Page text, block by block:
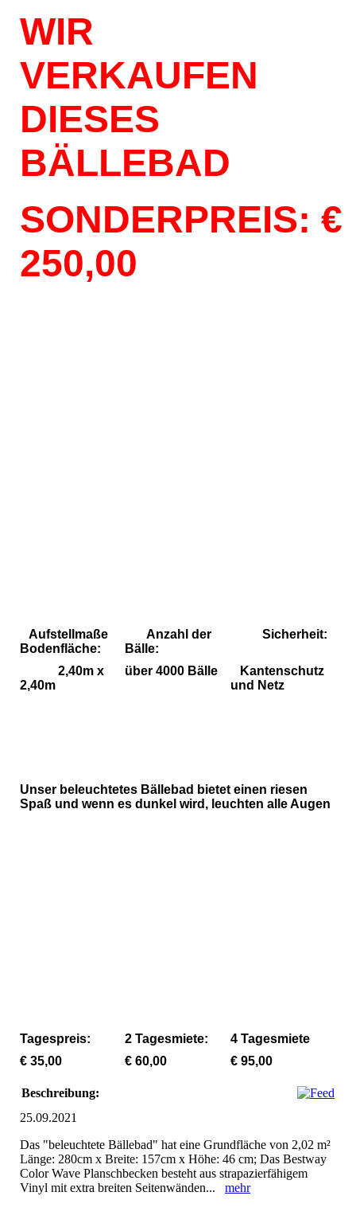
WIR
VERKAUFEN
DIESES
BÄLLEBAD
SONDERPREIS: €
250,00
Aufstellmaße
Bodenfläche:
Anzahl der
Bälle:
Sicherheit:
2,40m x
2,40m
über 4000 Bälle
Kantenschutz
und Netz
Unser beleuchtetes Bällebad bietet einen riesen
Spaß und wenn es dunkel wird, leuchten alle Augen
Tagespreis: 2 Tagesmiete:
4 Tagesmiete
€ 35,00
€ 60,00 € 95,00
Beschreibung:
25.09.2021
Das "beleuchtete Bällebad" hat eine Grundfläche von 2,02 m²
Länge: 280cm x Breite: 157cm x Höhe: 46 cm; Das Bestway
Color Wave Planschbecken besteht aus strapazierfähigem
Vinyl mit extra breiten Seitenwänden... mehr